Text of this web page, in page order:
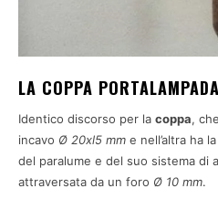
LA COPPA PORTALAMPADA
Identico discorso per la coppa,
incavo Ø 20xl5 mm e nell’altra ha
del paralume e del suo sistema di
attraversata da un foro Ø 10 mm.